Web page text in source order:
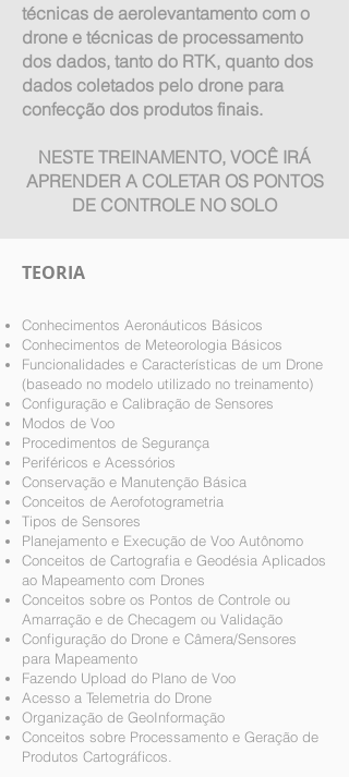
técnicas de aerolevantamento com o
drone e técnicas de processamento
dos dados, tanto do RTK, quanto dos
dados coletados pelo drone para
confecção dos produtos finais.
NESTE TREINAMENTO, VOCÊ IRÁ
APRENDER A COLETAR OS PONTOS
DE CONTROLE NO SOLO
TEORIA
Conhecimentos Aeronáuticos Básicos
Conhecimentos de Meteorologia Básicos
Funcionalidades e Características de um Drone
(baseado no modelo utilizado no treinamento)
Configuração e Calibração de Sensores
Modos de Voo
Procedimentos de Segurança
Periféricos e Acessórios
Conservação e Manutenção Básica
Conceitos de Aerofotogrametria
Tipos de Sensores
Planejamento e Execução de Voo Autônomo
Conceitos de Cartografia e Geodésia Aplicados
ao Mapeamento com Drones
Conceitos sobre os Pontos de Controle ou
Amarração e de Checagem ou Validação
Configuração do Drone e Câmera/Sensores
para Mapeamento
Fazendo Upload do Plano de Voo
Acesso a Telemetria do Drone
Organização de GeoInformação
Conceitos sobre Processamento e Geração de
Produtos Cartográficos.